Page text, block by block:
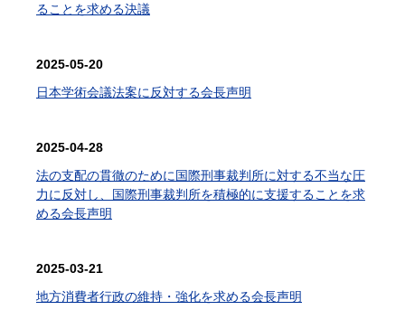
ることを求める決議
2025-05-20
日本学術会議法案に反対する会長声明
2025-04-28
法の支配の貫徹のために国際刑事裁判所に対する不当な圧
力に反対し、国際刑事裁判所を積極的に支援することを求
める会長声明
2025-03-21
地方消費者行政の維持・強化を求める会長声明